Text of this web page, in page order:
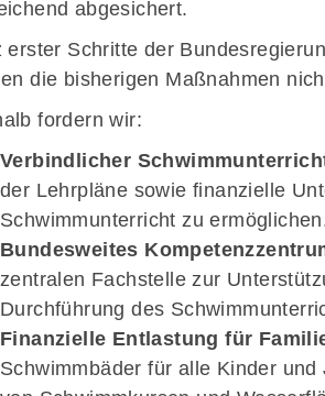
abgesichert.
erster Schritte der
die bisherigen Maßnahmen
fordern wir:
Verbindlicher
der Lehrpläne sowie finanzielle
Schwimmunterricht zu
Bundesweites
zentralen Fachstelle zur
Durchführung des
Finanzielle Entlastung für
Schwimmbäder für alle Kinder